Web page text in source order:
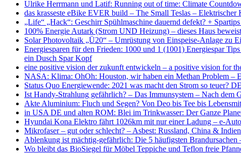
Ulrike Herrmann und Latif: Running out of time: Climate
das krasseste eBike EVER build – The Small Teslas –
„Life“ „Hack“: Geschirr Spühlmaschine dauernd defekt? +
100% Energie Autark (Strom UND Heizung) – dieses Haus
Solar Photovoltaik „Ü20“ – Umrüstung von Einspeise-Anlage zu
Energiesparen für den Frieden: 1000 und 1 (1001) Energiespar
ein Dusch Spar Kopf
eine positive vision der zukunft entwickeln – a positive vision for
NASA: Klima: OhOh: Houston, wir haben ein Methan Problem –
Status Quo Energiewende: 2021 was macht den Strom so
Ist Handy-Strahlung gefährlich? – Das Immunsystem – Nach dem
Akte Aluminium: Fluch und Segen? Von Deo bis Tee bis
in USA DE und alten ROM: Blei im Trinkwasser: Der Ganze
Hyundai Kona Elektro fährt 1026km mit nur einer Ladung – e-
Mikrofaser – gut oder schlecht? – Asbest: Russland, China &
Ablenkung ist mächtig-gefährlich: Die 5 häufigsten Brandursachen
Wo bleibt das BioSiegel für Möbel Teppiche und Teflon freie